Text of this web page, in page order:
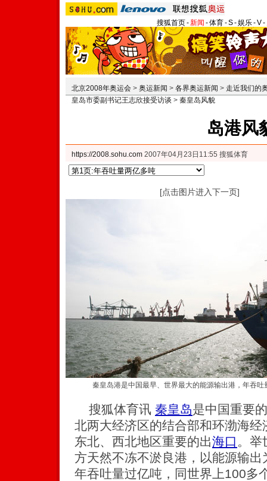
搜狐首页-新闻 -体育-S-娱乐-V-
北京2008年奥运会 > 奥运新闻 > 各界奥运新闻 > 走近我们的
皇岛市委副书记王志欣接受访谈 > 秦皇岛风貌
岛港风
https://2008.sohu.com 2007年04月23日11:55 搜狐体育
[点击图片进入下一页]
秦皇岛港是中国最早、世界最大的能源输出港，年吞吐
搜狐体育讯 秦皇岛是中国重要
北两大经济区的结合部和环渤海
东北、西北地区重要的出海口 。举
方天然不冻不淤良港，以能源输
年吞吐量过亿吨，同世界上100多